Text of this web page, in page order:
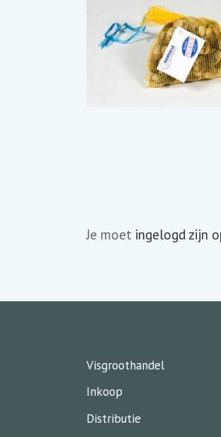
Je moet ingelogd zijn
Visgroothandel
Inkoop
Distributie